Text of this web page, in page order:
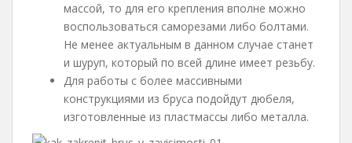
массой, то для его крепления вполне можно
воспользоваться саморезами либо болтами.
Не менее актуальным в данном случае станет
и шуруп, который по всей длине имеет резьбу.
Для работы с более массивными
конструкциями из бруса подойдут дюбеля,
изготовленные из пластмассы либо металла.